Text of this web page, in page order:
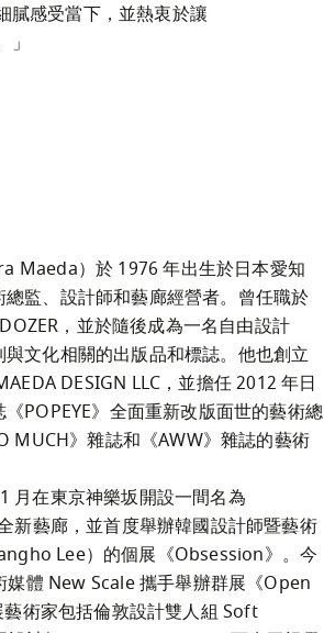
膩感受當下，並熱衷於讓
Maeda）於 1976 年出生於日本愛知
監、設計師和藝廊經營者。曾任職於
，並於隨後成為一名自由設計
與文化相關的出版品和標誌。他也創立
DESIGN LLC，並擔任 2012 年日
POPEYE》全面重新改版面世的藝術總
MUCH》雜誌和《AWW》雜誌的藝術
月在東京神樂坂開設一間名為
新藝廊，並首度舉辦韓國設計師暨藝術
Lee）的個展《Obsession》。今
媒體 New Scale 攜手舉辦群展《Open
術家包括倫敦設計雙人組 Soft